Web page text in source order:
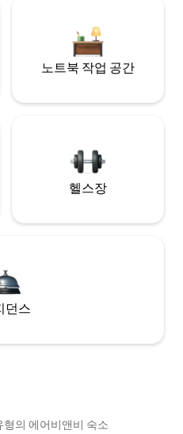
노트북 작업 공간
헬스장
던스
형의 에어비앤비 숙소